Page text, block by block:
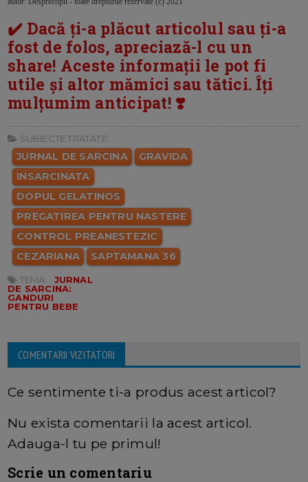
✔️ Dacă ți-a plăcut articolul sau ți-a
fost de folos, apreciază-l cu un
share! Aceste informații le pot fi
utile și altor mămici sau tătici. Îți
mulțumim anticipat! ❣️
SUBIECTE TRATATE:
JURNAL DE SARCINA
GRAVIDA
INSARCINATA
DOPUL GELATINOS
PREGATIREA PENTRU NASTERE
CONTROL PREANESTEZIC
CEZARIANA
SAPTAMANA 36
TEMA:
JURNAL
DE SARCINA:
GANDURI
PENTRU BEBE
COMENTARII VIZITATORI
Ce sentimente ti-a produs acest articol?
Nu exista comentarii la acest articol.
Adauga-l tu pe primul!
Scrie un comentariu